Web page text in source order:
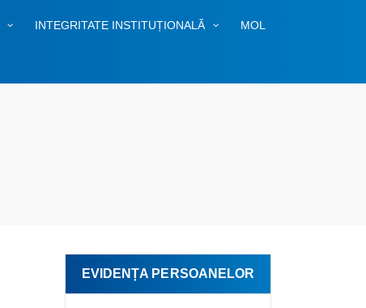
INTEGRITATE INSTITUȚIONALĂ MOL
EVIDENȚA PERSOANELOR